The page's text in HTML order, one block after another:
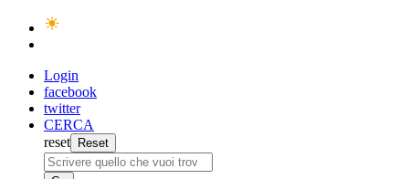
Login
facebook
twitter
CERCA
reset